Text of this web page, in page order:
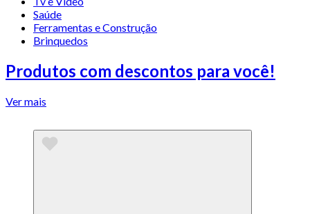
Saúde
Ferramentas e Construção
Brinquedos
Produtos com descontos para você!
Ver mais